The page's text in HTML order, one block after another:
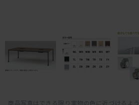
商品写真はできる限り実物の色に近づけるよ